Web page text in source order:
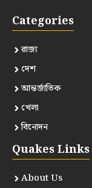
Categories
রাজ্য
দেশ
আন্তর্জাতিক
খেলা
বিনোদন
Quakes Links
About Us